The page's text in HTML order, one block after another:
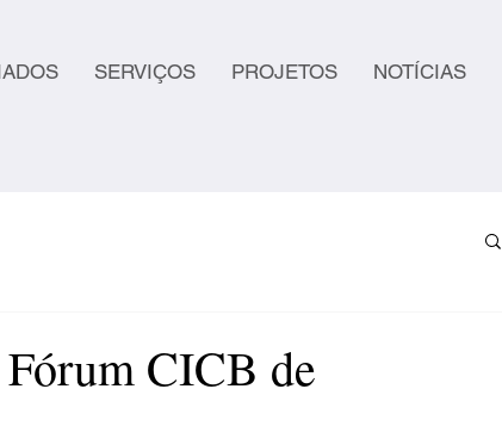
SERVIÇOS PROJETOS NOTÍCIAS
CICB de